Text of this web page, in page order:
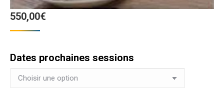
550,00€
Dates prochaines sessions